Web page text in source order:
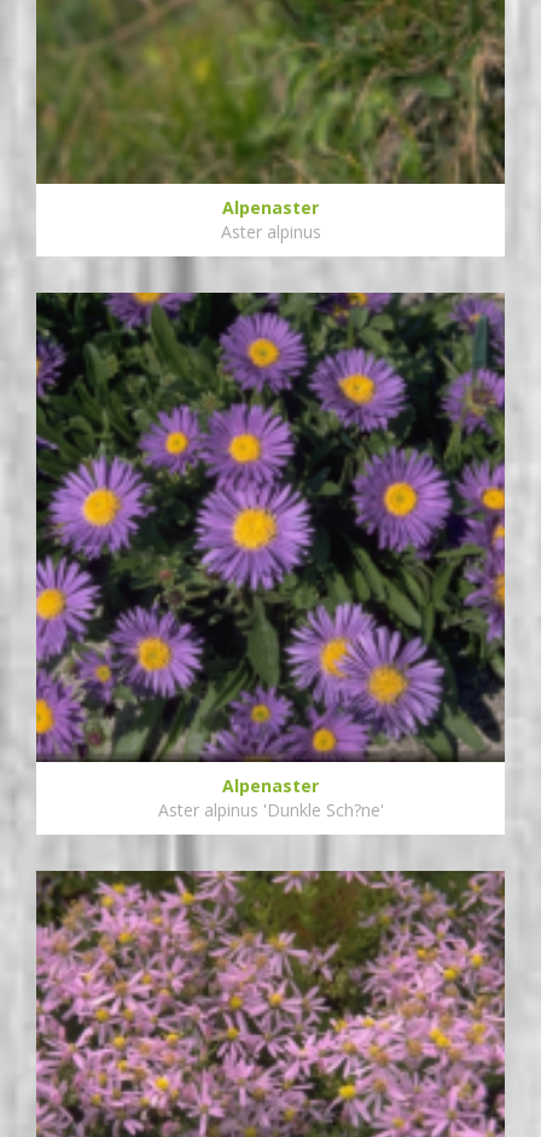
Alpenaster
Aster alpinus
Alpenaster
Aster alpinus 'Dunkle Sch?ne'